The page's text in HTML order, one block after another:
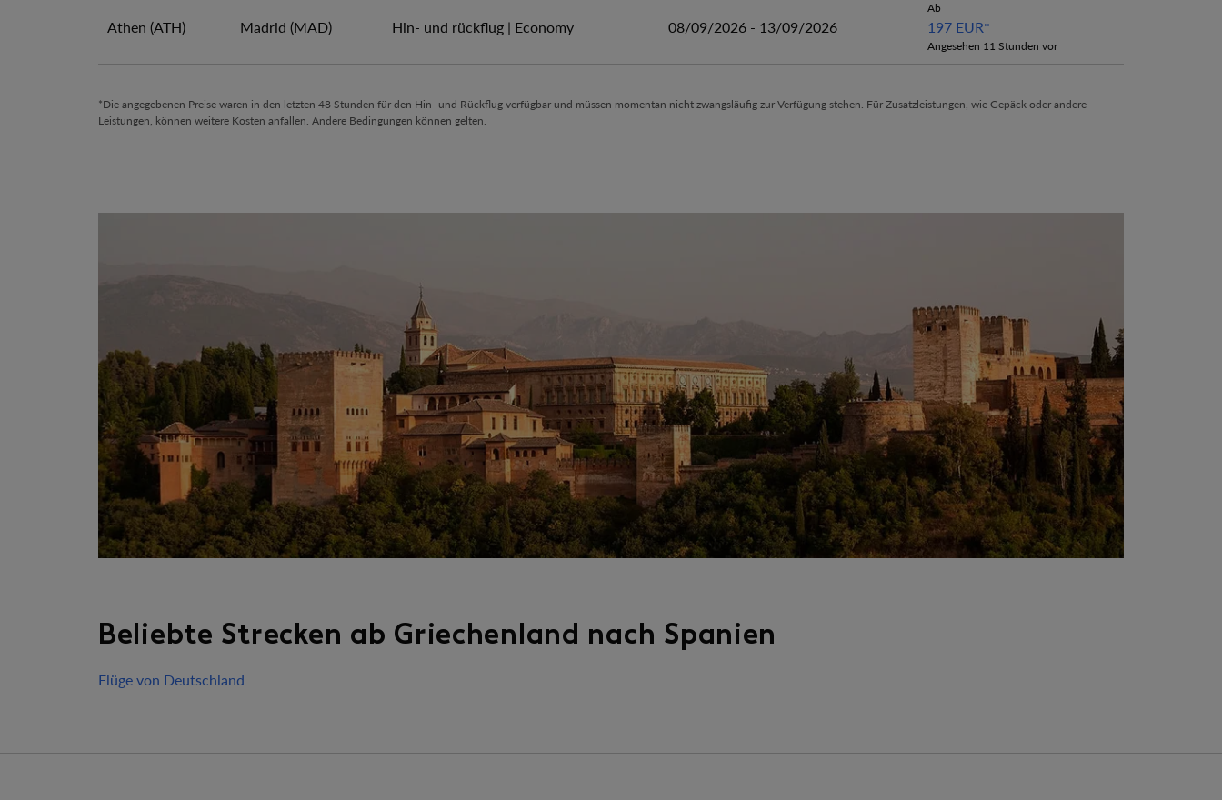
Athen (ATH) Madrid (MAD) Hin- und rückflug | Economy 08/09/2026 - 13/09/2026
Ab
197 EUR*
Angesehen 11 Stunden vor
*Die angegebenen Preise waren in den letzten 48 Stunden für den Hin- und Rückflug verfügbar und müssen momentan nicht zwangsläufig zur Verfügung stehen. Für Zusatzleistungen, wie Gepäck oder andere
Leistungen, können weitere Kosten anfallen. Andere Bedingungen können gelten.
Beliebte Strecken ab Griechenland nach Spanien
Flüge von Deutschland